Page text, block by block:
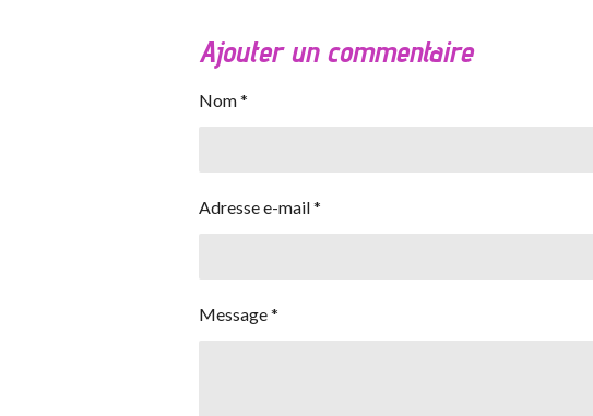
Ajouter un commentaire
Nom *
Adresse e-mail *
Message *